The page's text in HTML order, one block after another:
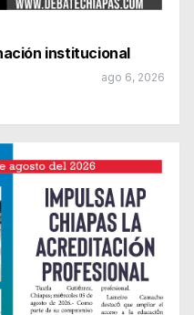
institucional
ago 6, 2026